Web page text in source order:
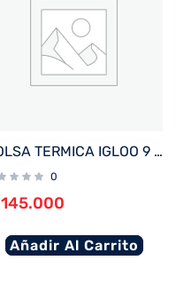
BOLSA TERMICA IGLOO 9 LATAS VERTICAL LUNCH RETRO CELESTE 63085
0
145.000
Añadir Al Carrito